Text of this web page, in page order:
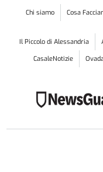
Chi siamo Cosa
Il Piccolo di Alessandria
CasaleNotizie